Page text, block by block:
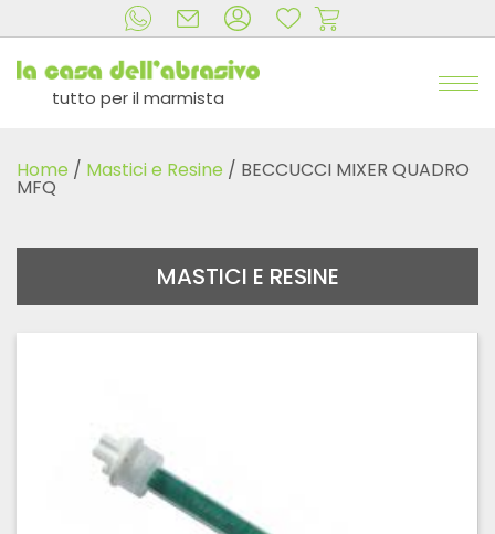
tutto per il marmista
Home / Mastici e Resine / BECCUCCI MIXER QUADRO
MFQ
MASTICI E RESINE